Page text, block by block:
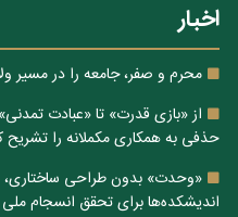
اخبار
محرم و صفر، جامعه را در مسیر
از «بازی قدرت» تا «عبادت
حذفی به همکاری مکملانه را تشریح
«وحدت» بدون طراحی ساختاری،
اندیشکده‌ها برای تحقق انسجام